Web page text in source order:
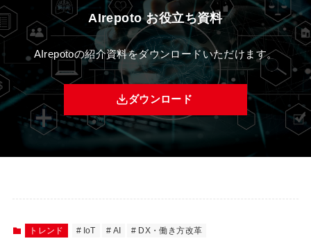
AIrepoto お役立ち資料
AIrepotoの紹介資料をダウンロードいただけます。
ダウンロード
トレンド IoT AI DX・働き方改革